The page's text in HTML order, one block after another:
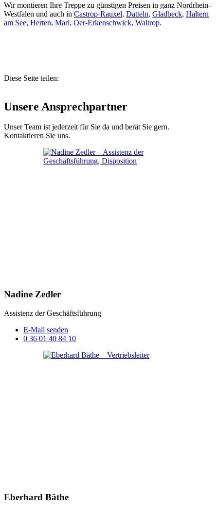
Wir montieren Ihre Treppe zu günstigen Preisen in ganz Nordrhein-
Westfalen und auch in Castrop-Rauxel, Datteln, Gladbeck, Haltern
am See, Herten, Marl, Oer-Erkenschwick, Waltrop.
Diese Seite teilen:
Unsere Ansprechpartner
Unser Team ist jederzeit für Sie da und berät Sie gern.
Kontaktieren Sie uns.
Nadine Zedler
Assistenz der Geschäftsführung
E-Mail senden
0 36 01 40 84 10
Eberhard Bäthe